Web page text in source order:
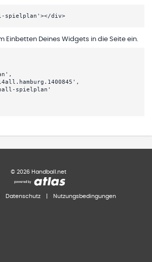
spielplan'></div>
Einbetten Deines Widgets in die Seite ein.
spielplan'
© 2026 Handball.net
Datenschutz Nutzungsbedingungen